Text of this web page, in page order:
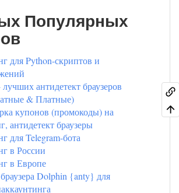
Популярных
для Python-скриптов и
антидетект браузеров
& Платные)
купонов (промокоды) на
антидетект браузеры
для Telegram-бота
в России
в Европе
Dolphin {anty} для